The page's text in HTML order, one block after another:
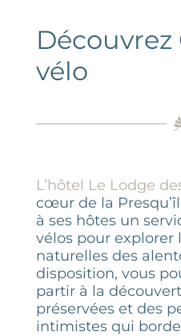
Découvrez
vélo
L’hôtel Le Lodge
cœur de la
à ses hôtes un
vélos pour explorer
naturelles des
disposition, vous
partir à la
préservées et des
intimistes qui